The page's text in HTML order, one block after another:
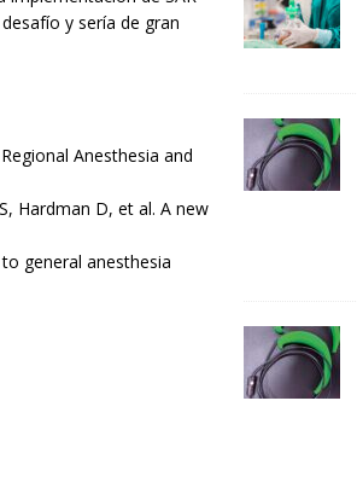
y sería de gran
Anesthesia and
Hardman D, et al. A new
general anesthesia